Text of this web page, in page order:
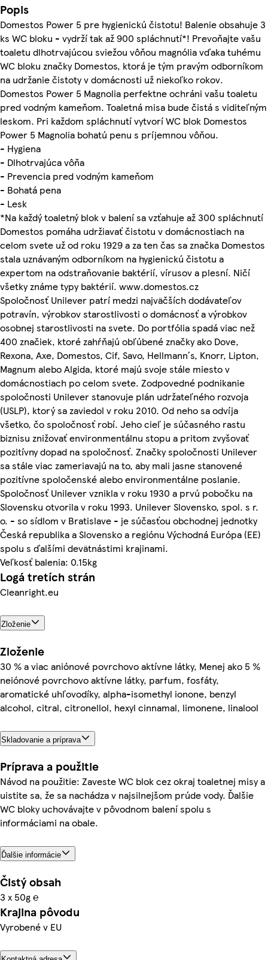
Popis
Domestos Power 5 pre hygienickú čistotu! Balenie obsahuje 3
ks WC bloku - vydrží tak až 900 spláchnutí*! Prevoňajte vašu
toaletu dlhotrvajúcou sviežou vôňou magnólia vďaka tuhému
WC bloku značky Domestos, ktorá je tým pravým odborníkom
na udržanie čistoty v domácnosti už niekoľko rokov.
Domestos Power 5 Magnolia perfektne ochráni vašu toaletu
pred vodným kameňom. Toaletná misa bude čistá s viditeľným
leskom. Pri každom spláchnutí vytvorí WC blok Domestos
Power 5 Magnolia bohatú penu s príjemnou vôňou.
- Hygiena
- Dlhotrvajúca vôňa
- Prevencia pred vodným kameňom
- Bohatá pena
- Lesk
*Na každý toaletný blok v balení sa vzťahuje až 300 spláchnutí
Domestos pomáha udržiavať čistotu v domácnostiach na
celom svete už od roku 1929 a za ten čas sa značka Domestos
stala uznávaným odborníkom na hygienickú čistotu a
expertom na odstraňovanie baktérií, vírusov a plesní. Ničí
všetky známe typy baktérií. www.domestos.cz
Spoločnosť Unilever patrí medzi najväčších dodávateľov
potravín, výrobkov starostlivosti o domácnosť a výrobkov
osobnej starostlivosti na svete. Do portfólia spadá viac než
400 značiek, ktoré zahŕňajú obľúbené značky ako Dove,
Rexona, Axe, Domestos, Cif, Savo, Hellmann´s, Knorr, Lipton,
Magnum alebo Algida, ktoré majú svoje stále miesto v
domácnostiach po celom svete. Zodpovedné podnikanie
spoločnosti Unilever stanovuje plán udržateľného rozvoja
(USLP), ktorý sa zaviedol v roku 2010. Od neho sa odvíja
všetko, čo spoločnosť robí. Jeho cieľ je súčasného rastu
biznisu znižovať environmentálnu stopu a pritom zvyšovať
pozitívny dopad na spoločnosť. Značky spoločnosti Unilever
sa stále viac zameriavajú na to, aby mali jasne stanovené
pozitívne spoločenské alebo environmentálne poslanie.
Spoločnosť Unilever vznikla v roku 1930 a prvú pobočku na
Slovensku otvorila v roku 1993. Unilever Slovensko, spol. s r.
o. - so sídlom v Bratislave - je súčasťou obchodnej jednotky
Česká republika a Slovensko a regiónu Východná Európa (EE)
spolu s ďalšími devätnástimi krajinami.
Veľkosť balenia: 0.15kg
Logá tretích strán
Cleanright.eu
Zloženie
Zloženie
30 % a viac aniónové povrchovo aktívne látky, Menej ako 5 %
neiónové povrchovo aktívne látky, parfum, fosfáty,
aromatické uhľovodíky, alpha-isomethyl ionone, benzyl
alcohol, citral, citronellol, hexyl cinnamal, limonene, linalool
Skladovanie a príprava
Príprava a použitie
Návod na použitie: Zaveste WC blok cez okraj toaletnej misy a
uistite sa, že sa nachádza v najsilnejšom prúde vody. Ďalšie
WC bloky uchovávajte v pôvodnom balení spolu s
informáciami na obale.
Ďalšie informácie
Čistý obsah
3 x 50g ℮
Krajina pôvodu
Vyrobené v EU